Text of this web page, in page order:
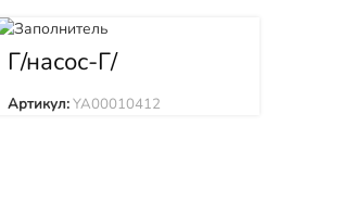
Г/насос-Г/
распределитель
YA00010412
Артикул:YA00010412